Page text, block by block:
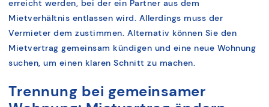
erreicht werden, bei der ein Partner aus dem
Mietverhältnis entlassen wird. Allerdings muss der
Vermieter dem zustimmen. Alternativ können Sie den
Mietvertrag gemeinsam kündigen und eine neue Wohnung
suchen, um einen klaren Schnitt zu machen.
Trennung bei gemeinsamer